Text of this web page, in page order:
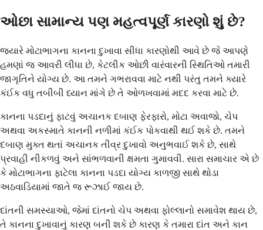
ઓછા સામાન્ય પણ મહત્વપૂર્ણ કારણો શું છે?
જ્યારે મોટાભાગના કાનના દુખાવા સીધા કારણોથી આવે છે જે આપણે
હમણાં જ આવરી લીધા છે, કેટલીક ઓછી વારંવારની સ્થિતિઓ તમારી
જાગૃતિને યોગ્ય છે. આ તમને ગભરાવવા માટે નથી પરંતુ તમને ક્યારે
કંઈક વધુ તબીબી ધ્યાન માંગે છે તે ઓળખવામાં મદદ કરવા માટે છે.
કાનના પડદાનું ફાટવું અચાનક દબાણ ફેરફારો, મોટા અવાજો, ચેપ
અથવા અકસ્માતે કાનની નળીમાં કંઈક પોકવાથી થઈ શકે છે. તમને
દબાણ મુક્ત થતાં અચાનક તીવ્ર દુખાવો અનુભવાઈ શકે છે, સાથે
પ્રવાહી નીકળવું અને સાંભળવાની ક્ષમતા ગુમાવવી. સારા સમાચાર એ છે
કે મોટાભાગના ફાટેલા કાનના પડદા યોગ્ય કાળજી સાથે થોડા
અઠવાડિયામાં જાતે જ રૂઝાઈ જાય છે.
દાંતની સમસ્યાઓ, જેમાં દાંતનો ચેપ અથવા ફોલ્લાનો સમાવેશ થાય છે,
તે કાનના દુખાવાનું કારણ બની શકે છે કારણ કે તમારા દાંત અને કાન